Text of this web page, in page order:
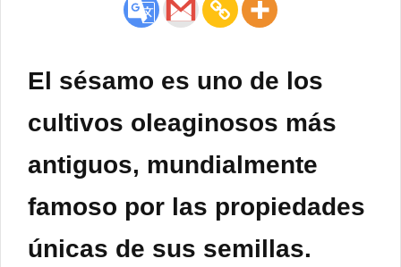
El sésamo es uno de los
cultivos oleaginosos más
antiguos, mundialmente
famoso por las propiedades
únicas de sus semillas.